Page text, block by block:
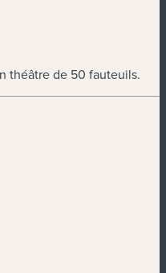
théâtre de 50 fauteuils.